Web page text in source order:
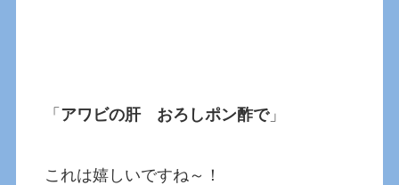
「 アワビの肝 おろしポン酢で」
これは嬉しいですね～！